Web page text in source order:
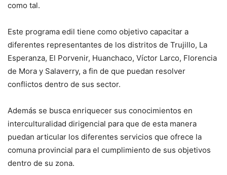
como tal.
Este programa edil tiene como objetivo capacitar a
diferentes representantes de los distritos de Trujillo, La
Esperanza, El Porvenir, Huanchaco, Víctor Larco, Florencia
de Mora y Salaverry, a fin de que puedan resolver
conflictos dentro de sus sector.
Además se busca enriquecer sus conocimientos en
interculturalidad dirigencial para que de esta manera
puedan articular los diferentes servicios que ofrece la
comuna provincial para el cumplimiento de sus objetivos
dentro de su zona.